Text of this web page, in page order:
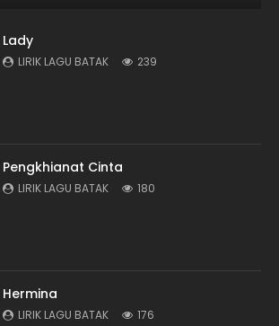
Lady
LIRIK LAGU BATAK 239
Pengkhianat Cinta
LIRIK LAGU BATAK 180
Hermina
LIRIK LAGU BATAK 176